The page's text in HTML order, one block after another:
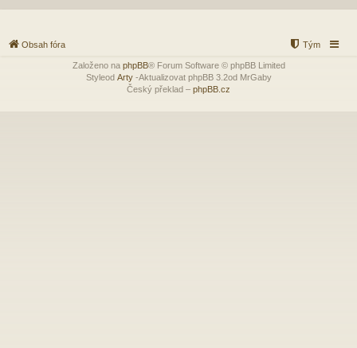
Obsah fóra Tým
Založeno na phpBB® Forum Software © phpBB Limited
Styleod Arty-Aktualizovat phpBB 3.2od MrGaby
Český překlad – phpBB.cz